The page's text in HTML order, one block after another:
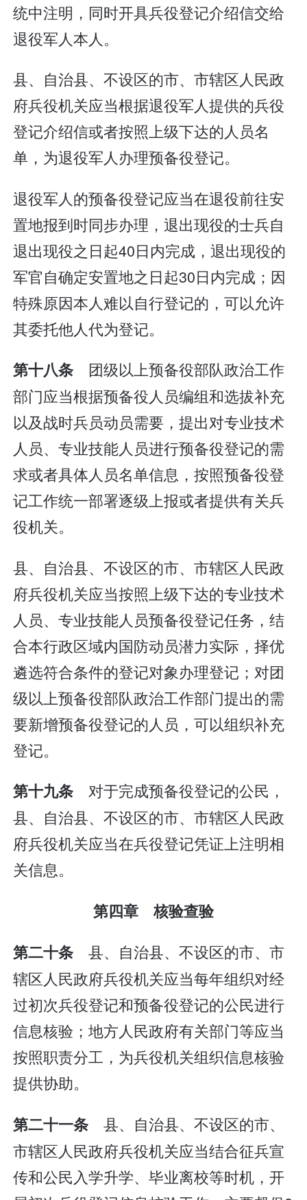
统中注明，同时开具兵役登记介绍信交给
退役军人本人。
县、自治县、不设区的市、市辖区人民政
府兵役机关应当根据退役军人提供的兵役
登记介绍信或者按照上级下达的人员名
单，为退役军人办理预备役登记。
退役军人的预备役登记应当在退役前往安
置地报到时同步办理，退出现役的士兵自
退出现役之日起40日内完成，退出现役的
军官自确定安置地之日起30日内完成；因
特殊原因本人难以自行登记的，可以允许
其委托他人代为登记。
第十八条 团级以上预备役部队政治工作
部门应当根据预备役人员编组和选拔补充
以及战时兵员动员需要，提出对专业技术
人员、专业技能人员进行预备役登记的需
求或者具体人员名单信息，按照预备役登
记工作统一部署逐级上报或者提供有关兵
役机关。
县、自治县、不设区的市、市辖区人民政
府兵役机关应当按照上级下达的专业技术
人员、专业技能人员预备役登记任务，结
合本行政区域内国防动员潜力实际，择优
遴选符合条件的登记对象办理登记；对团
级以上预备役部队政治工作部门提出的需
要新增预备役登记的人员，可以组织补充
登记。
第十九条对于完成预备役登记的公民，
县、自治县、不设区的市、市辖区人民政
府兵役机关应当在兵役登记凭证上注明相
关信息。
第四章 核验查验
第二十条 县、自治县、不设区的市、市
辖区人民政府兵役机关应当每年组织对经
过初次兵役登记和预备役登记的公民进行
信息核验；地方人民政府有关部门等应当
按照职责分工，为兵役机关组织信息核验
提供协助。
第二十一条 县、自治县、不设区的市、
市辖区人民政府兵役机关应当结合征兵宣
传和公民入学升学、毕业离校等时机，开